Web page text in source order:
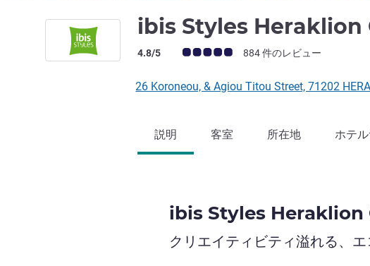
ibis Styles Heraklion
お客さまの声 (確認済みレビュー アコーホテルズ)
4.8/5 884 件のレビュー
26 Koroneou, & Agiou Titou Street, 71202
説明 客室 所在地 ホテ
ibis Styles Heraklion
クリエイティビティ溢れる、